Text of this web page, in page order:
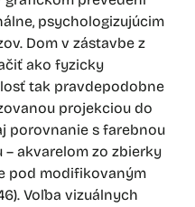
psychologizujúcim
Dom v zástavbe z
ako fyzicky
tak pravdepodobne
projekciou do
porovnanie s farebnou
akvarelom zo zbierky
pod modifikovaným
Voľba vizuálnych